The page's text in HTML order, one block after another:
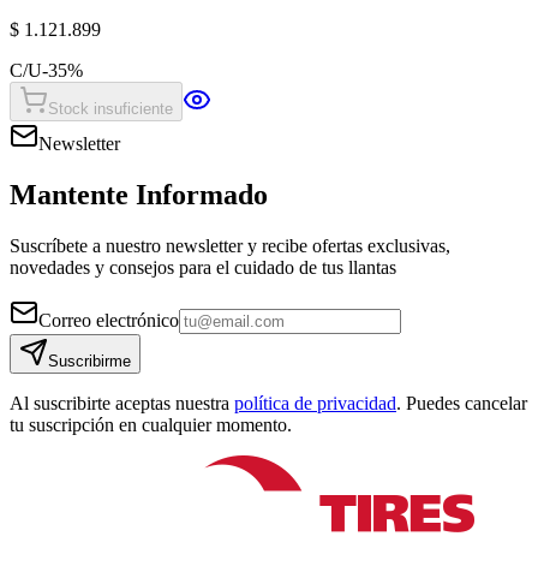
$ 1.121.899
C/U-35%
Stock insuficiente
Newsletter
Mantente Informado
Suscríbete a nuestro newsletter y recibe ofertas exclusivas,
novedades y consejos para el cuidado de tus llantas
Correo electrónico
Suscribirme
Al suscribirte aceptas nuestra política de privacidad. Puedes cancelar
tu suscripción en cualquier momento.